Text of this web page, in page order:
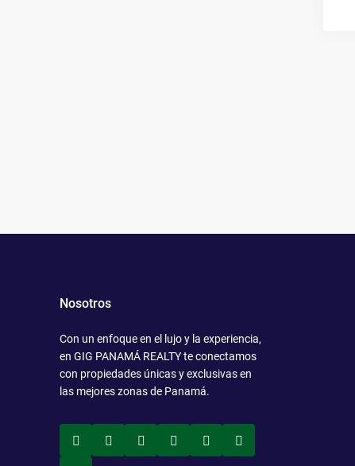
Nosotros
Con un enfoque en el lujo y la experiencia,
en GIG PANAMÁ REALTY te conectamos
con propiedades únicas y exclusivas en
las mejores zonas de Panamá.